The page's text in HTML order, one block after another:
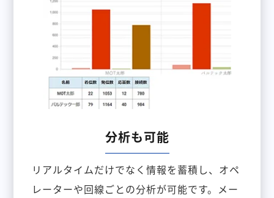
分析も可能
リアルタイムだけでなく情報を蓄積し、オペ
レーターや回線ごとの分析が可能です。メー